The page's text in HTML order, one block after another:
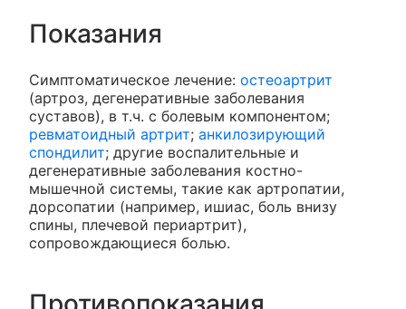
Показания
Симптоматическое лечение: остеоартрит
(артроз, дегенеративные заболевания
суставов), в т.ч. с болевым компонентом;
ревматоидный артрит; анкилозирующий
спондилит; другие воспалительные и
дегенеративные заболевания костно-
мышечной системы, такие как артропатии,
дорсопатии (например, ишиас, боль внизу
спины, плечевой периартрит),
сопровождающиеся болью.